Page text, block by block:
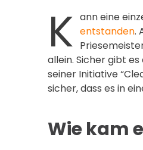
K ann eine
entstanden.
allein. Sicher gibt
seiner Initiative
sicher, dass es in
Wie kam